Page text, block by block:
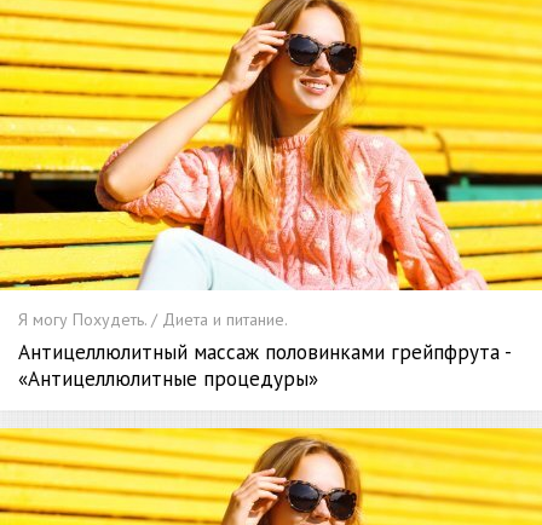
Я могу Похудеть. / Диета и питание.
Антицеллюлитный массаж половинками грейпфрута -
«Антицеллюлитные процедуры»